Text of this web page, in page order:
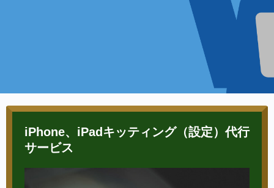
iPhone、iPadキッティング（設定）代行
サービス